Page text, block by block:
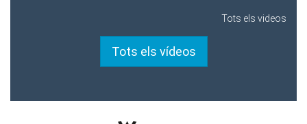
Tots els vídeos